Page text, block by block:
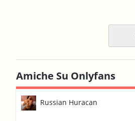
Amiche Su Onlyfans
Russian Huracan